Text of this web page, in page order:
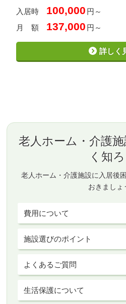
入居時
100,000 円～
月 額
137,000 円～
詳しく
老人ホーム・介護
く知ろ
老人ホーム・介護施設に入居後
おきましょ
費用について
施設選びのポイント
よくあるご質問
生活保護について